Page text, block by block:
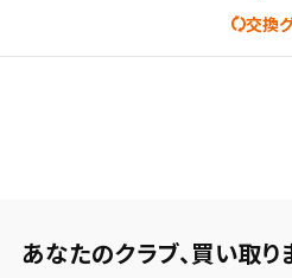
交換
この検索条件をマイページ内
検索条件
あなたのクラブ、 買い取り